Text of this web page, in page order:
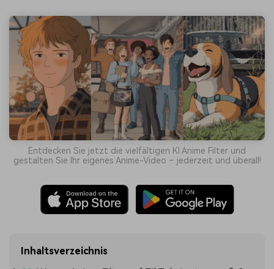
Entdecken Sie jetzt die vielfältigen KI Anime Filter und
gestalten Sie Ihr eigenes Anime-Video – jederzeit und überall!
Inhaltsverzeichnis